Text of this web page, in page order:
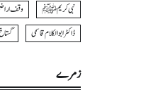
نبی کریمﷺ
وقف
ڈاکٹر ابوالکلام قاسمی
زمرے